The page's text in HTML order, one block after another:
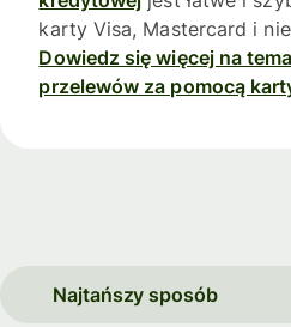
karty Visa, Mastercard i
Dowiedz się więcej na
przelewów za pomocą
Najtańszy sposób